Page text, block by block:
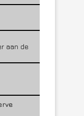
aan de